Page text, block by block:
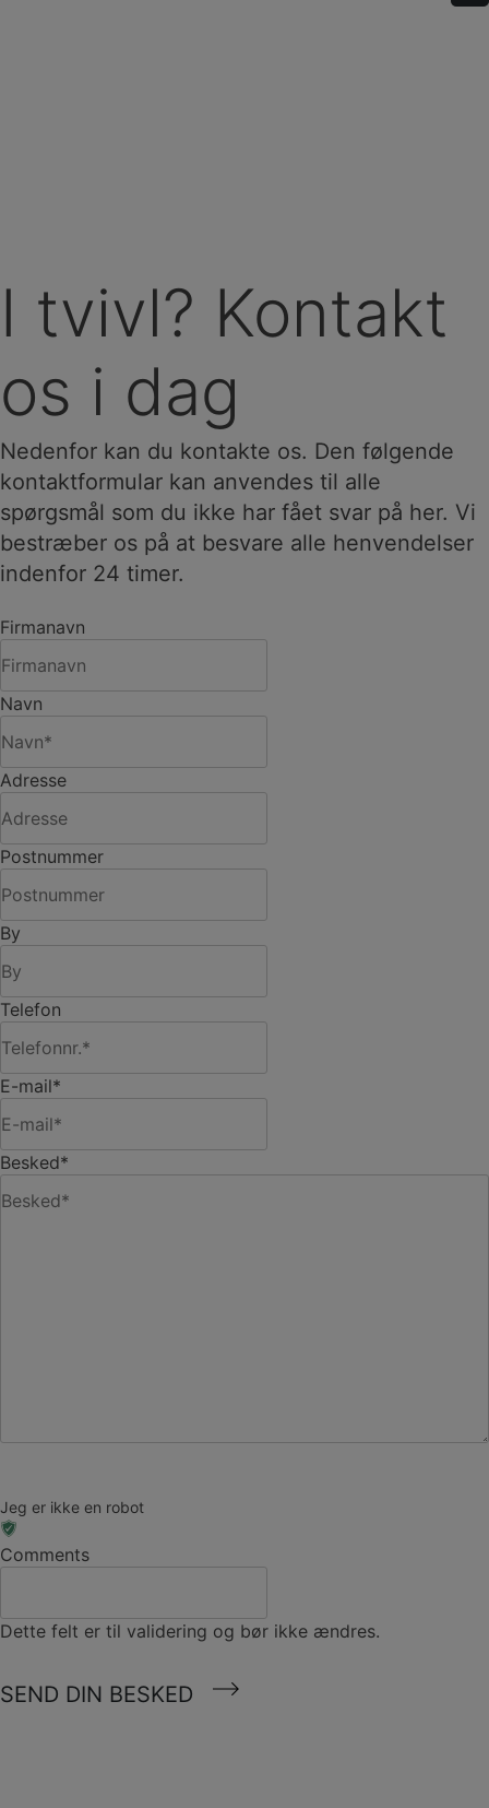
I tvivl? Kontakt
os i dag
Nedenfor kan du kontakte os. Den følgende
kontaktformular kan anvendes til alle
spørgsmål som du ikke har fået svar på her. Vi
bestræber os på at besvare alle henvendelser
indenfor 24 timer.
Firmanavn
Navn
Adresse
Postnummer
By
Telefon
E-mail*
Besked*
Jeg er ikke en robot
Comments
Dette felt er til validering og bør ikke ændres.
SEND DIN BESKED